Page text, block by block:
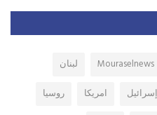
Mouraselnews
لبنان
إسرائيل امريكا
روسيا